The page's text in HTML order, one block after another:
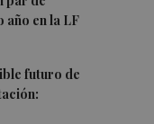
en la LF
futuro de